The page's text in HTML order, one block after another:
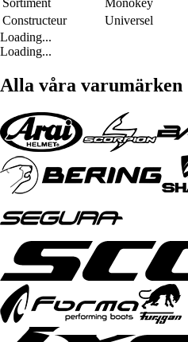
Constructeur
Universel
Loading...
Loading...
Alla våra varumärken